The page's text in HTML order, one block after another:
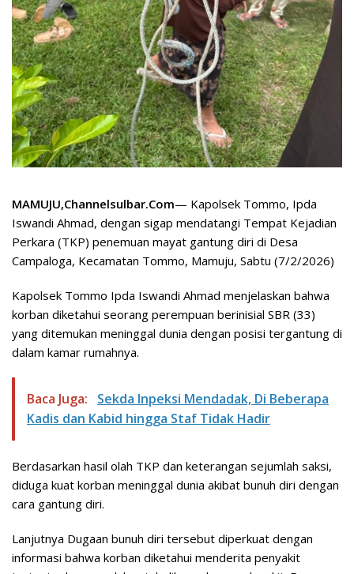
MAMUJU,Channelsulbar.Com— Kapolsek Tommo, Ipda
Iswandi Ahmad, dengan sigap mendatangi Tempat Kejadian
Perkara (TKP) penemuan mayat gantung diri di Desa
Campaloga, Kecamatan Tommo, Mamuju, Sabtu (7/2/2026)
Kapolsek Tommo Ipda Iswandi Ahmad menjelaskan bahwa
korban diketahui seorang perempuan berinisial SBR (33)
yang ditemukan meninggal dunia dengan posisi tergantung di
dalam kamar rumahnya.
Baca Juga:
Sekda Inpeksi Mendadak, Di Beberapa
Kadis dan Kabid hingga Staf Tidak Hadir
Berdasarkan hasil olah TKP dan keterangan sejumlah saksi,
diduga kuat korban meninggal dunia akibat bunuh diri dengan
cara gantung diri.
Lanjutnya Dugaan bunuh diri tersebut diperkuat dengan
informasi bahwa korban diketahui menderita penyakit